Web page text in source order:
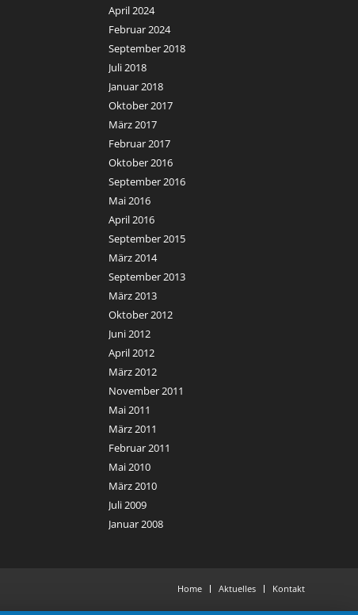
April 2024
Februar 2024
September 2018
Juli 2018
Januar 2018
Oktober 2017
März 2017
Februar 2017
Oktober 2016
September 2016
Mai 2016
April 2016
September 2015
März 2014
September 2013
März 2013
Oktober 2012
Juni 2012
April 2012
März 2012
November 2011
Mai 2011
März 2011
Februar 2011
Mai 2010
März 2010
Juli 2009
Januar 2008
Home Aktuelles Kontakt